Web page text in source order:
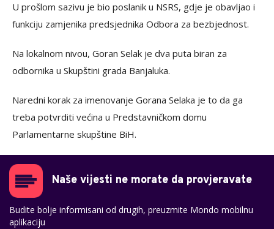
U prošlom sazivu je bio poslanik u NSRS, gdje je obavljao i
funkciju zamjenika predsjednika Odbora za bezbjednost.
Na lokalnom nivou, Goran Selak je dva puta biran za
odbornika u Skupštini grada Banjaluka.
Naredni korak za imenovanje Gorana Selaka je to da ga
treba potvrditi većina u Predstavničkom domu
Parlamentarne skupštine BiH.
Naše vijesti ne morate da provjeravate
Budite bolje informisani od drugih, preuzmite Mondo mobilnu
aplikaciju